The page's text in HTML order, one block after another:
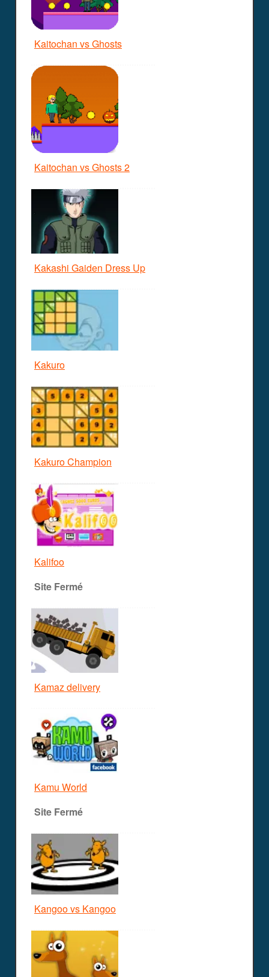
Kaitochan vs Ghosts
Kaitochan vs Ghosts 2
Kakashi Gaiden Dress Up
Kakuro
Kakuro Champion
Kalifoo
Site Fermé
Kamaz delivery
Kamu World
Site Fermé
Kangoo vs Kangoo